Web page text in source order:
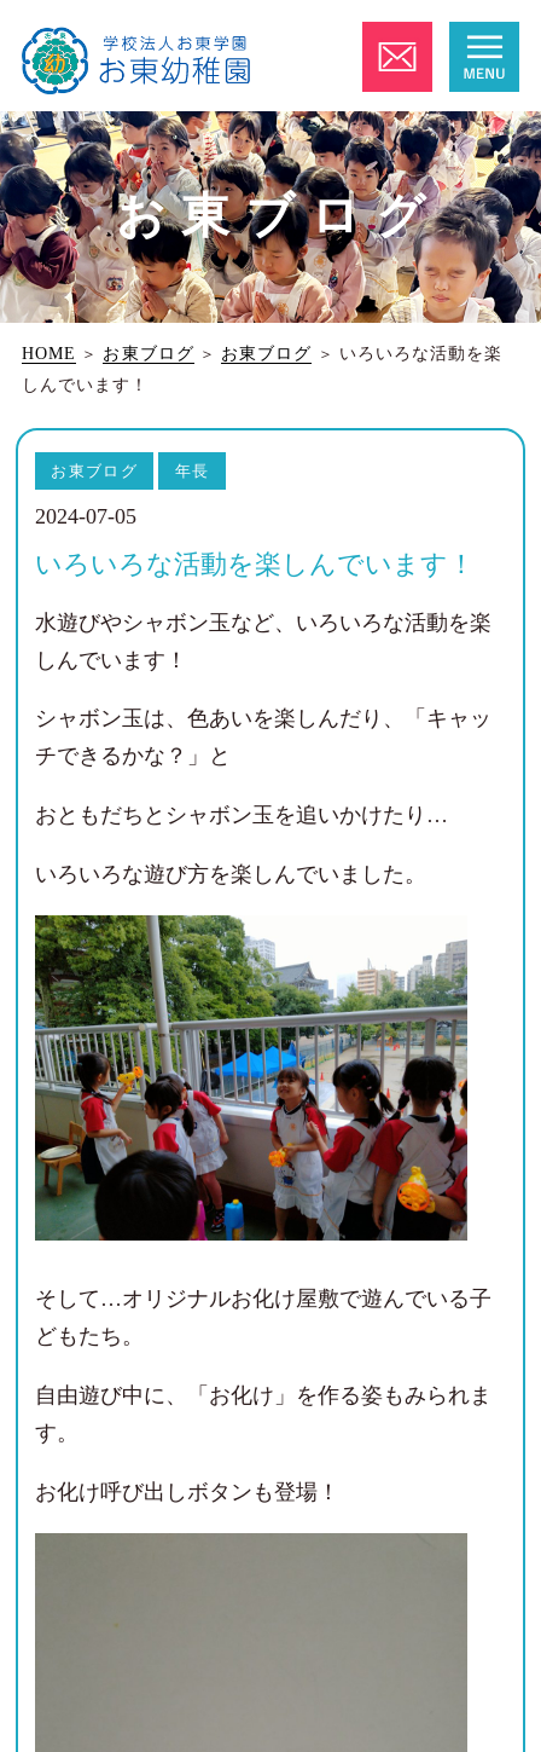
お東ブログ
HOME ＞ お東ブログ ＞ お東ブログ ＞ いろいろな活動を楽
しんでいます！
お東ブログ 年長
2024-07-05
いろいろな活動を楽しんでいます！
水遊びやシャボン玉など、いろいろな活動を楽
しんでいます！
シャボン玉は、色あいを楽しんだり、「キャッ
チできるかな？」と
おともだちとシャボン玉を追いかけたり…
いろいろな遊び方を楽しんでいました。
そして…オリジナルお化け屋敷で遊んでいる子
どもたち。
自由遊び中に、「お化け」を作る姿もみられま
す。
お化け呼び出しボタンも登場！